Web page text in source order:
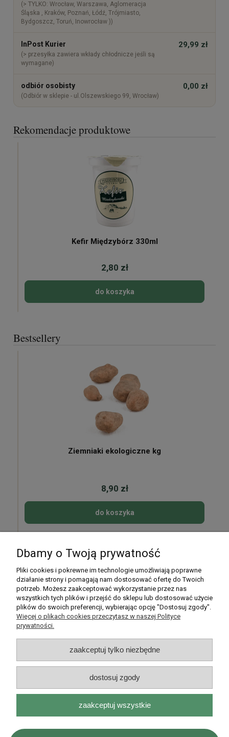
(> TYLKO: Wrocław, Warszawa, Aglomeracja
Śląska , Kraków, Poznań, Łódź, Trójmiasto,
Bydgoszcz, Toruń, Inowrocław ))
InPost Kurier
(> przesyłka zawiera wkłady chłodnicze jeśli są
wymagane)
29,99 zł
odbiór osobisty
(Odbiór w sklepie - ul.Olszewskiego 99, Wrocław)
0,00 zł
Rekomendacje produktowe
Kefir Międzybórz 330ml
2,80 zł
do koszyka
Bestsellery
Ziemniaki ekologiczne kg
8,90 zł
do koszyka
Moje konto
Płatności i dostawa
Informacje
O nas
Rarytasy Dolnośląskie | ul. Olszewskiego 99, 51-638 Wrocław |
kontakt@rarytasydolnoslaskie.pl|537 71 71 71| NIP: 8982036706 |
Dbamy o Twoją prywatność
Pliki cookies i pokrewne im technologie umożliwiają poprawne
działanie strony i pomagają nam dostosować ofertę do Twoich
potrzeb. Możesz zaakceptować wykorzystanie przez nas
wszystkich tych plików i przejść do sklepu lub dostosować użycie
plików do swoich preferencji, wybierając opcję "Dostosuj zgody".
Więcej o plikach cookies przeczytasz w naszej Polityce
prywatności.
zaakceptuj tylko niezbędne
dostosuj zgody
zaakceptuj wszystkie